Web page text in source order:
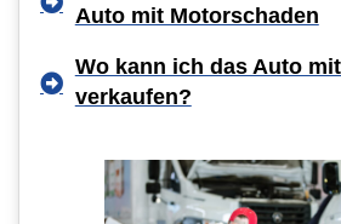
Auto mit Motorschaden
Wo kann ich das Auto
verkaufen?